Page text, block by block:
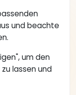
und beachte
um den
lassen und